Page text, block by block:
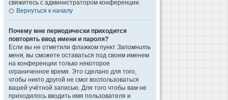
свяжитесь с администратором конференции.
Вернуться к началу
Почему мне периодически приходится
повторять ввод имени и пароля?
Если вы не отметили флажком пункт Запомнить
меня, вы сможете оставаться под своим именем
на конференции только некоторое
ограниченное время. Это сделано для того,
чтобы никто другой не смог воспользоваться
вашей учётной записью. Для того чтобы вам не
приходилось вводить имя пользователя и